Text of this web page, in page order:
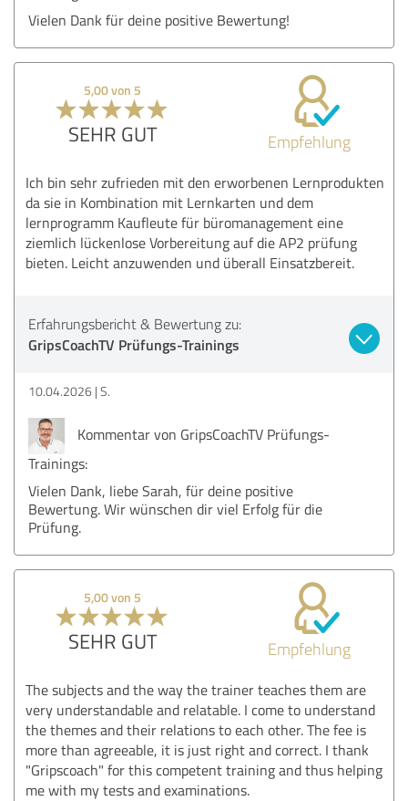
Vielen Dank für deine positive Bewertung!
5,00 von 5
SEHR GUT Empfehlung
Ich bin sehr zufrieden mit den erworbenen Lernprodukten
da sie in Kombination mit Lernkarten und dem
lernprogramm Kaufleute für büromanagement eine
ziemlich lückenlose Vorbereitung auf die AP2 prüfung
bieten. Leicht anzuwenden und überall Einsatzbereit.
Erfahrungsbericht & Bewertung zu:
GripsCoachTV Prüfungs-Trainings
10.04.2026 S.
Kommentar von GripsCoachTV Prüfungs-
Trainings:
Vielen Dank, liebe Sarah, für deine positive
Bewertung. Wir wünschen dir viel Erfolg für die
Prüfung.
5,00 von 5
SEHR GUT Empfehlung
The subjects and the way the trainer teaches them are
very understandable and relatable. I come to understand
the themes and their relations to each other. The fee is
more than agreeable, it is just right and correct. I thank
"Gripscoach" for this competent training and thus helping
me with my tests and examinations.